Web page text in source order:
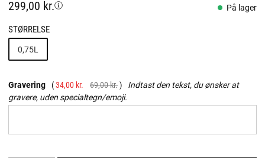
299,00 kr. På lager
STØRRELSE
0,75L
Gravering 34,00 kr. 69,00 kr.
Indtast den tekst, du ønsker at
gravere, uden specialtegn/emoji.